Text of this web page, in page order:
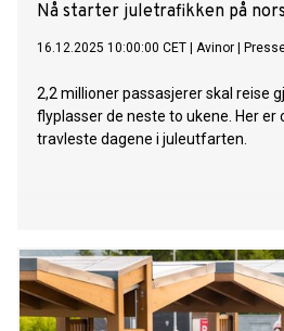
Nå starter juletrafikken på
16.12.2025 10:00:00 CET Avinor
2,2 millioner passasjerer skal reise
flyplasser de neste to ukene. Her er
travleste dagene i juleutfarten.